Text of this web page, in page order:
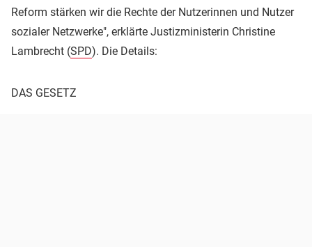
Reform stärken wir die Rechte der Nutzerinnen und Nutzer
sozialer Netzwerke", erklärte Justizministerin Christine
Lambrecht (SPD). Die Details:
DAS GESETZ